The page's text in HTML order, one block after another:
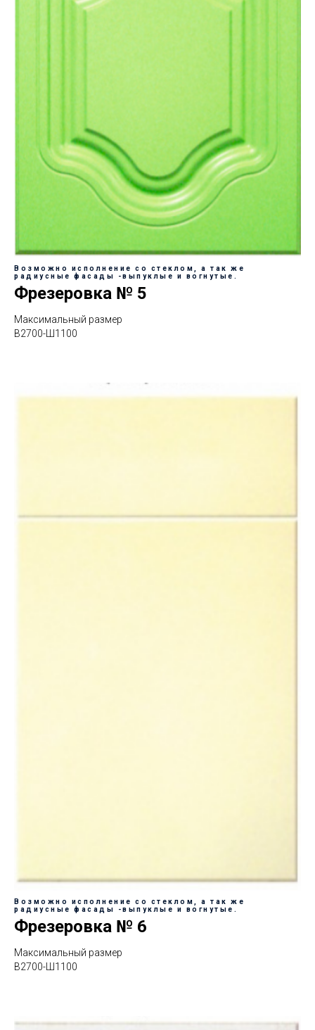
Возможно исполнение со стеклом, а так же
радиусные фасады -выпуклые и вогнутые.
Фрезеровка № 5
Максимальный размер
В2700-Ш1100
Возможно исполнение со стеклом, а так же
радиусные фасады -выпуклые и вогнутые.
Фрезеровка № 6
Максимальный размер
В2700-Ш1100